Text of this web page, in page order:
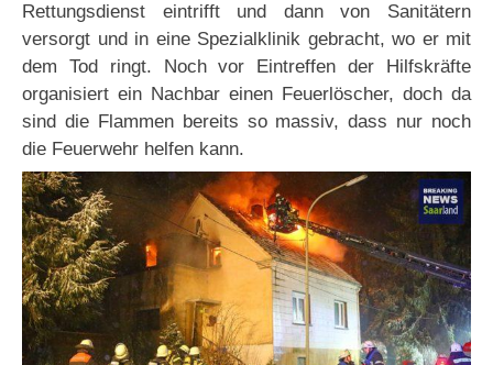
Rettungsdienst eintrifft und dann von Sanitätern
versorgt und in eine Spezialklinik gebracht, wo er mit
dem Tod ringt. Noch vor Eintreffen der Hilfskräfte
organisiert ein Nachbar einen Feuerlöscher, doch da
sind die Flammen bereits so massiv, dass nur noch
die Feuerwehr helfen kann.